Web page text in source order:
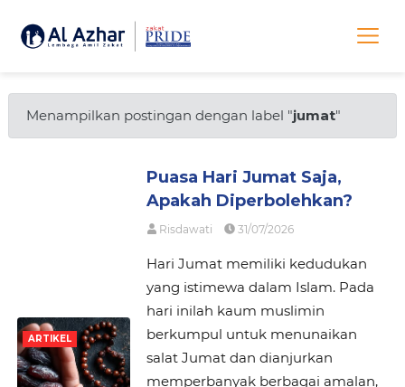
Menampilkan postingan dengan label "jumat"
ARTIKEL
Puasa Hari Jumat Saja,
Apakah Diperbolehkan?
Risdawati 31/07/2026
Hari Jumat memiliki kedudukan
yang istimewa dalam Islam. Pada
hari inilah kaum muslimin
berkumpul untuk menunaikan
salat Jumat dan dianjurkan
memperbanyak berbagai amalan,